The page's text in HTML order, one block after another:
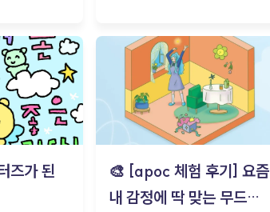
즈가 된
🎨 [apoc 체험 후기] 요즘
내 감정에 딱 맞는 무드룸